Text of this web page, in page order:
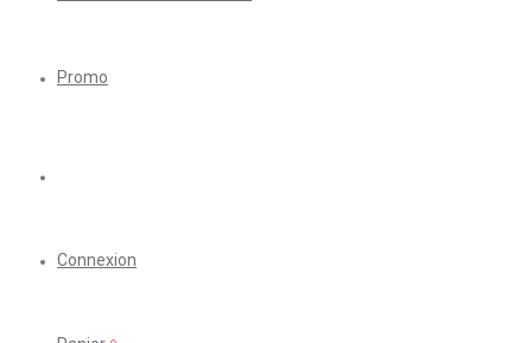
Promo
Connexion